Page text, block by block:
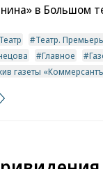
в Большом
Театр
Театр.
Главное
газеты